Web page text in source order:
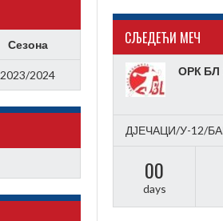
Сезона
2023/2024
CЉЕДЕЋИ МЕЧ
ОРК БЛ
ДЈЕЧАЦИ/У-12/
00
days